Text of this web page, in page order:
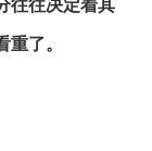
往往决定着其
了。